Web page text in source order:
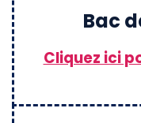
Bac
Cliquez ici